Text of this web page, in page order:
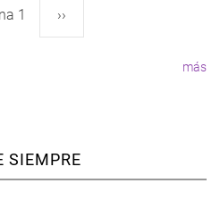
1 Siguiente
››
más
SIEMPRE